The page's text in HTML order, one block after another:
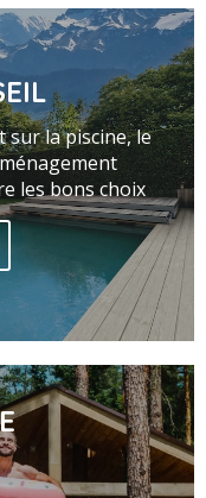
sur la piscine, le
les bons choix